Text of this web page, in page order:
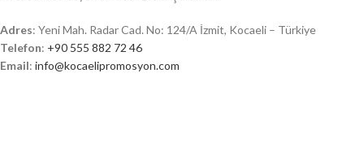
Adres: Yeni Mah. Radar Cad. No: 124/A İzmit, Kocaeli – Türkiye
Telefon: +90 555 882 72 46
Email: info@kocaelipromosyon.com